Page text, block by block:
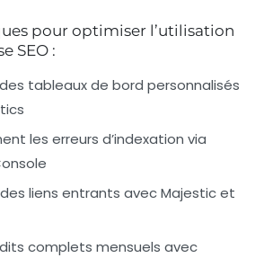
pour optimiser l’utilisation
SEO :
tableaux de bord personnalisés
les erreurs d’indexation via
liens entrants avec Majestic et
complets mensuels avec